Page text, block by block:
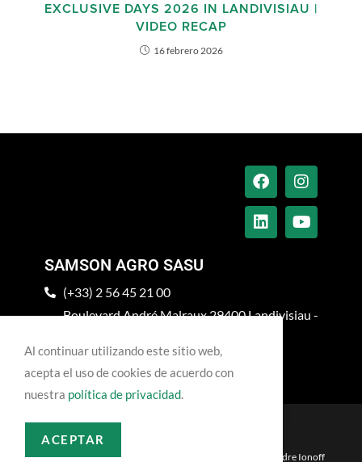
EXCLUSIVE DAYS 2026 IN LANDIVISIAU |
VIDEO RECAP
16 febrero 2026
SAMSON AGRO SASU
(+33) 2 56 45 21 00
Boulevard André Malraux 29400 Landivisiau -
info@pichonindustries.com
Copyright 2026 - SAMSON AGRO SASU | Site web : Alexandre Ionoff
Al continuar utilizando este sitio web,
acepta el uso de cookies de acuerdo con
nuestra política de privacidad.
ACEPTAR